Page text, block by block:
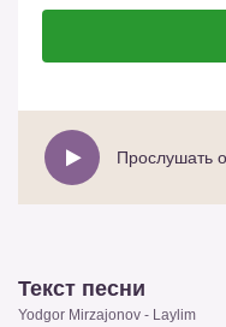
Текст песни
Yodgor Mirzajonov - Laylim